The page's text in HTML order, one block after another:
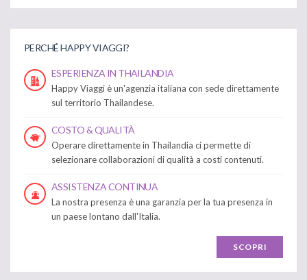
PERCHÉ HAPPY VIAGGI?
ESPERIENZA IN THAILANDIA
Happy Viaggi è un'agenzia italiana con sede direttamente
sul territorio Thailandese.
COSTO & QUALITÀ
Operare direttamente in Thailandia ci permette di
selezionare collaborazioni di qualità a costi contenuti.
ASSISTENZA CONTINUA
La nostra presenza è una garanzia per la tua presenza in
un paese lontano dall'Italia.
SCOPRI